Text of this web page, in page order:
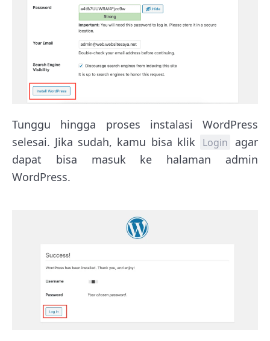
Tunggu hingga proses instalasi WordPress
selesai. Jika sudah, kamu bisa klik
Login
agar
dapat bisa masuk ke halaman admin
WordPress.